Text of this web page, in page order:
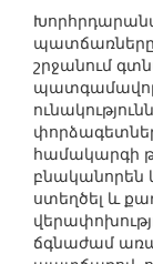
պատճառները
շրջանում
համակարգի
բնականորեն
ստեղծել և
ճգնաժամ